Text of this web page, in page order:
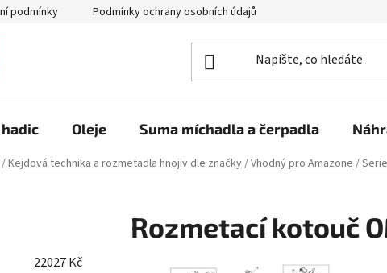
podmínky Podmínky ochrany osobních údajů
Oleje Suma míchadla a čerpadla
/Kejdová technika a rozmetadla hnojiv dle značky/Vhodný pro Amazone/
22027Kč
Rozmetací kotouč